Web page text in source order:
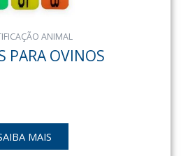
ANIMAL
PARA OVINOS
MAIS